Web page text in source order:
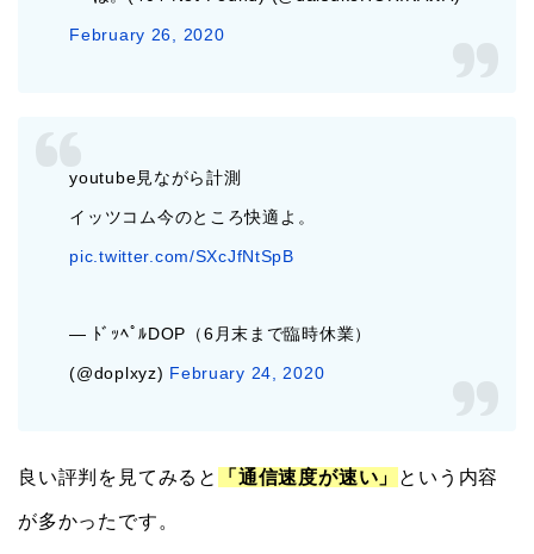
February 26, 2020
youtube見ながら計測
イッツコム今のところ快適よ。
pic.twitter.com/SXcJfNtSpB
— ﾄﾞｯﾍﾟﾙDOP（6月末まで臨時休業）
(@doplxyz) February 24, 2020
良い評判を見てみると 「通信速度が速い」 という内容
が多かったです。